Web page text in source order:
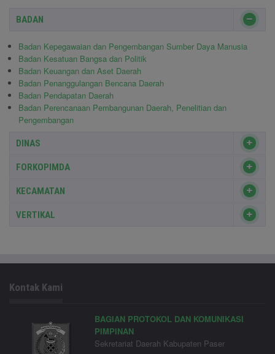
BADAN
Badan Kepegawaian dan Pengembangan Sumber Daya Manusia
Badan Kesatuan Bangsa dan Politik
Badan Keuangan dan Aset Daerah
Badan Penanggulangan Bencana Daerah
Badan Pendapatan Daerah
Badan Perencanaan Pembangunan Daerah, Penelitian dan
Pengembangan
DINAS
FORKOPIMDA
KECAMATAN
VERTIKAL
Kontak Kami
BAGIAN PROTOKOL DAN KOMUNIKASI
PIMPINAN
Sekretariat Daerah Kabupaten Paser